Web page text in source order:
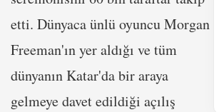
etti. Dünyaca ünlü oyuncu Morgan
Freeman'ın yer aldığı ve tüm
dünyanın Katar'da bir araya
gelmeye davet edildiği açılış